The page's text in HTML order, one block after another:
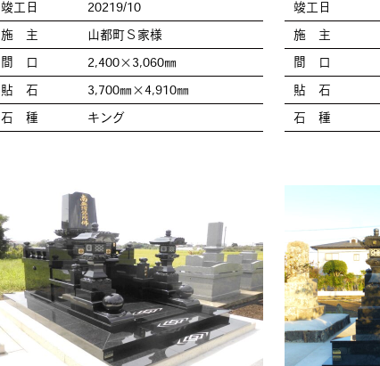
竣工日 20219/10
施 主 山都町Ｓ家様
間 口 2,400×3,060㎜
貼 石 3,700㎜×4,910㎜
石 種 キング
竣工日
施 主
間 口
貼 石
石 種